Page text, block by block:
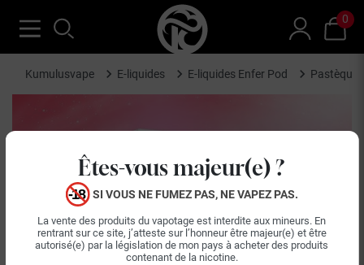
Êtes-vous majeur(e) ?
SI VOUS NE FUMEZ PAS, NE VAPEZ PAS.
La vente des produits du vapotage est interdite aux mineurs. En
rentrant sur ce site, j’atteste sur l’honneur être majeur(e) et être
autorisé(e) par la législation de mon pays à acheter des produits
contenant de la nicotine.
0
Kumulusvape E-liquides E-liquides Enfer Pod Pastèque